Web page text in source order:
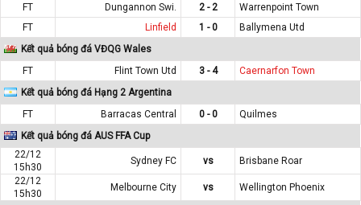
FT
Dungannon Swi. 2 - 2
Warrenpoint Town
FT
Linfield 1 - 0
Ballymena Utd
Kết quả bóng đá VĐQG Wales
FT
Flint Town Utd 3 - 4
Caernarfon Town
Kết quả bóng đá Hạng 2 Argentina
FT
Barracas Central 0 - 0
Quilmes
Kết quả bóng đá AUS FFA Cup
22/12
15h30
Sydney FC vs
Brisbane Roar
22/12
15h30
Melbourne City vs Wellington Phoenix